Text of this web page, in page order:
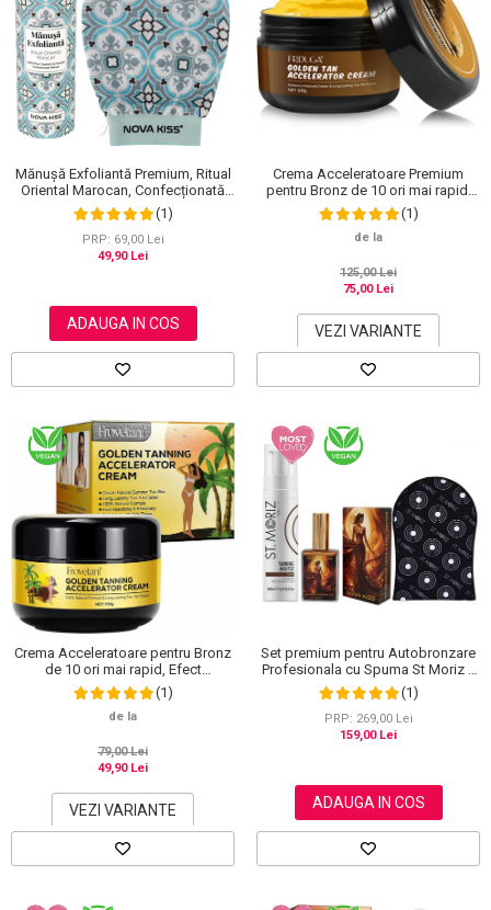
Mănușă Exfoliantă Premium, Ritual
Oriental Marocan, Confecționată
Manual, NOVA KISS®
(1)
PRP: 69,00 Lei
49,90 Lei
ADAUGA IN COS
Crema Acceleratoare Premium
pentru Bronz de 10 ori mai rapid,
Efect Intensificator, Ingrediente
100% Naturale, Frduga
(1)
de la
125,00 Lei
75,00 Lei
VEZI VARIANTE
Crema Acceleratoare pentru Bronz
de 10 ori mai rapid, Efect
Intensificator, Ingrediente 100%
Naturale, Frovetani, 100 g
(1)
de la
79,00 Lei
49,90 Lei
VEZI VARIANTE
Set premium pentru Autobronzare
Profesionala cu Spuma St Moriz x
200 ml, Ulei Stralucitor cu Sidef
Auriu NOVA KISS® x 50 ml si
Manusa
(1)
PRP: 269,00 Lei
159,00 Lei
ADAUGA IN COS